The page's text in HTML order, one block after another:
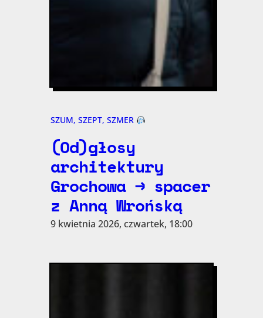
SZUM, SZEPT, SZMER
(Od)głosy
architektury
Grochowa → spacer
z Anną Wrońską
9 kwietnia 2026, czwartek, 18:00